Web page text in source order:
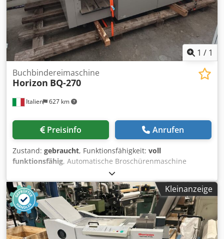
1 / 1
Italien 627 km
Buchbindereimaschine
Horizon BQ-270
Preisinfo Anrufen
Zustand: gebraucht, Funktionsfähigkeit: voll
funktionsfähig, Automatische Broschürenmaschine
komplett mit: - Deckblattanleger - Hotmelt-Einheit
Csdpfsyka R Nsx Af Asrf
Kleinanzeige